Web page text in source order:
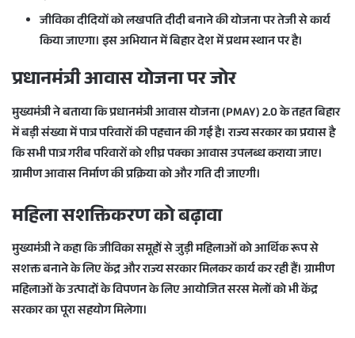
जीविका दीदियोंकोलखपति दीदीबनाने की योजना पर तेजी से कार्य
किया जाएगा। इस अभियान में बिहार देश में प्रथम स्थान पर है।
प्रधानमंत्री आवास योजना पर जोर
मुख्यमंत्री ने बताया किप्रधानमंत्री आवास योजना (PMAY) 2.0के तहत बिहार
में बड़ी संख्या में पात्र परिवारों की पहचान की गई है। राज्य सरकार का प्रयास है
कि सभी पात्र गरीब परिवारों को शीघ्र पक्का आवास उपलब्ध कराया जाए।
ग्रामीण आवास निर्माण की प्रक्रिया को और गति दी जाएगी।
महिला सशक्तिकरण को बढ़ावा
मुख्यमंत्री ने कहा कि जीविका समूहों से जुड़ी महिलाओं को आर्थिक रूप से
सशक्त बनाने के लिए केंद्र और राज्य सरकार मिलकर कार्य कर रही हैं। ग्रामीण
महिलाओं के उत्पादों के विपणन के लिए आयोजितसरस मेलोंको भी केंद्र
सरकार का पूरा सहयोग मिलेगा।